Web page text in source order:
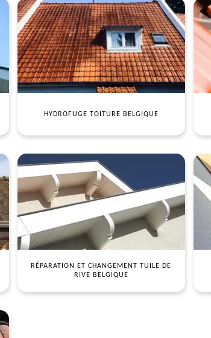
HYDROFUGE TOITURE BELGIQUE
RÉPARATION ET CHANGEMENT TUILE DE
RIVE BELGIQUE